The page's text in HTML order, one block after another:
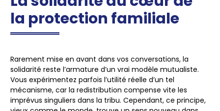
la protection familiale
Rarement mise en avant dans vos conversations, la
solidarité reste l’armature d’un vrai modèle mutualiste.
Vous expérimentez parfois l’utilité réelle d’un tel
mécanisme, car la redistribution compense vite les
imprévus singuliers dans la tribu. Cependant, ce principe,